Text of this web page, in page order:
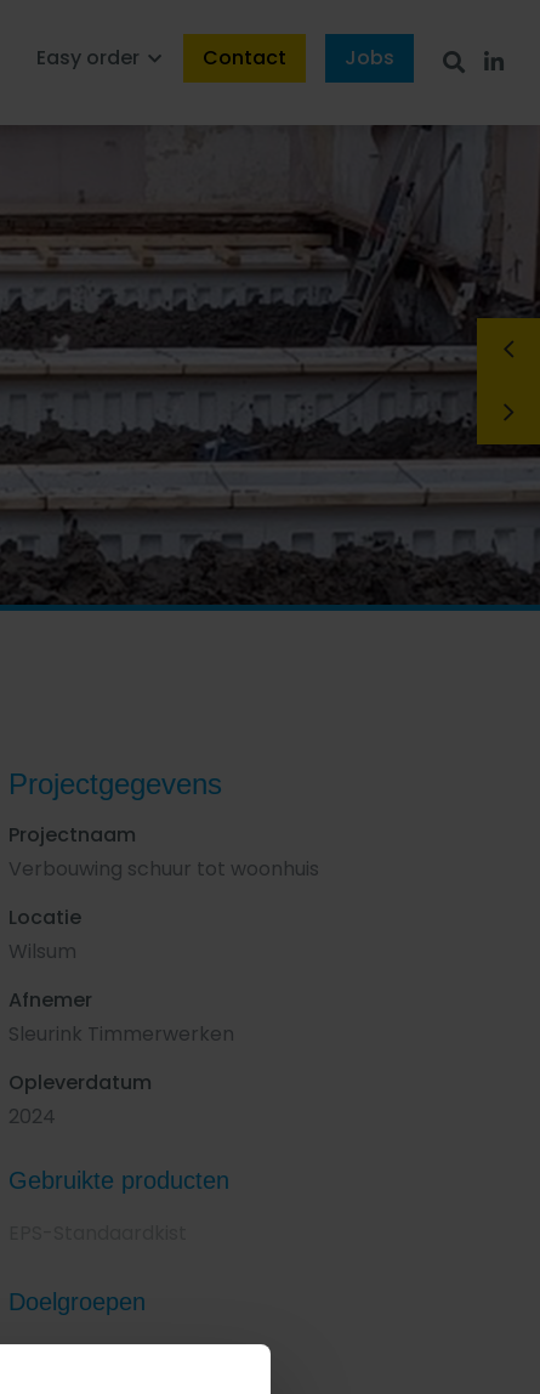
Easy order Contact Jobs
Projectgegevens
Projectnaam
Verbouwing schuur tot woonhuis
Locatie
Wilsum
Afnemer
Sleurink Timmerwerken
Opleverdatum
2024
Gebruikte producten
Doelgroepen